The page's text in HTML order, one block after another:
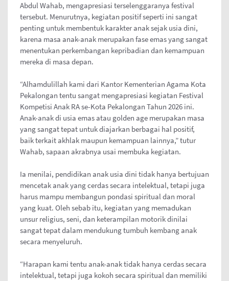
Abdul Wahab, mengapresiasi terselenggaranya festival
tersebut. Menurutnya, kegiatan positif seperti ini sangat
penting untuk membentuk karakter anak sejak usia dini,
karena masa anak-anak merupakan fase emas yang sangat
menentukan perkembangan kepribadian dan kemampuan
mereka di masa depan.
“Alhamdulillah kami dari Kantor Kementerian Agama Kota
Pekalongan tentu sangat mengapresiasi kegiatan Festival
Kompetisi Anak RA se-Kota Pekalongan Tahun 2026 ini.
Anak-anak di usia emas atau golden age merupakan masa
yang sangat tepat untuk diajarkan berbagai hal positif,
baik terkait akhlak maupun kemampuan lainnya,” tutur
Wahab, sapaan akrabnya usai membuka kegiatan.
Ia menilai, pendidikan anak usia dini tidak hanya bertujuan
mencetak anak yang cerdas secara intelektual, tetapi juga
harus mampu membangun pondasi spiritual dan moral
yang kuat. Oleh sebab itu, kegiatan yang memadukan
unsur religius, seni, dan keterampilan motorik dinilai
sangat tepat dalam mendukung tumbuh kembang anak
secara menyeluruh.
“Harapan kami tentu anak-anak tidak hanya cerdas secara
intelektual, tetapi juga kokoh secara spiritual dan memiliki